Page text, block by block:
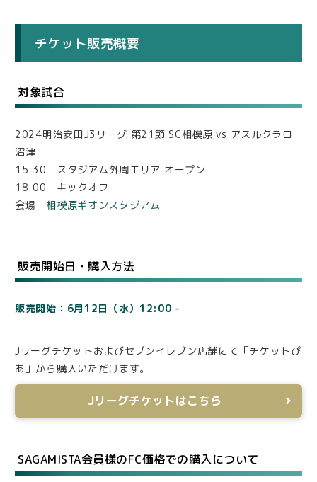
チケット販売概要
対象試合
2024明治安田J3リーグ 第21節 SC相模原 vs アスルクラロ
沼津
15:30 スタジアム外周エリア オープン
18:00 キックオフ
会場相模原ギオンスタジアム
販売開始日・購入方法
販売開始：6月12日（水）12:00 -
Jリーグチケットおよびセブンイレブン店舗にて「チケットぴ
あ」から購入いただけます。
Jリーグチケットはこちら
SAGAMISTA会員様のFC価格での購入について